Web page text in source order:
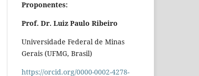
Proponentes:
Prof. Dr. Luiz Paulo Ribeiro
Universidade Federal de Minas
Gerais (UFMG, Brasil)
https://orcid.org/0000-0002-4278-